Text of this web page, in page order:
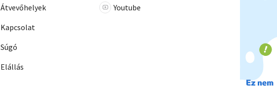
Átvevőhelyek
Kapcsolat
Súgó
Elállás
Youtube